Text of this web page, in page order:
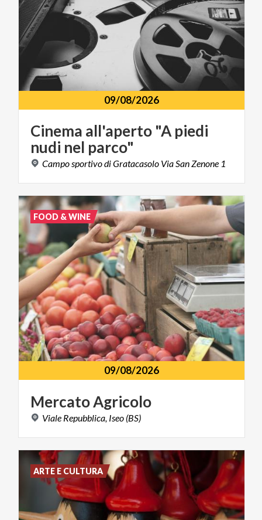
09/08/2026
Cinema all'aperto "A piedi
nudi nel parco"
CamposportivodiGratacasolo ViaSanZenone 1
09/08/2026
MercatoAgricolo
Viale Repubblica, Iseo (BS)
FOOD & WINE
ARTE E CULTURA